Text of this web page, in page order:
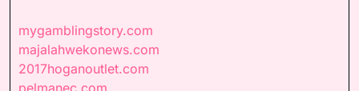
mygamblingstory.com
majalahwekonews.com
2017hoganoutlet.com
pelmanec.com